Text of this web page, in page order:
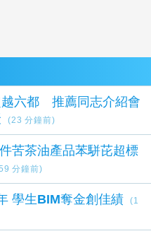
越六都 推薦同志介紹會
(23 分鐘前)
苦茶油產品苯駢芘超標
分鐘前)
學生BIM奪金創佳績
(1